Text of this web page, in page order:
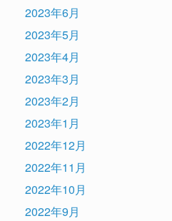
2023年6月
2023年5月
2023年4月
2023年3月
2023年2月
2023年1月
2022年12月
2022年11月
2022年10月
2022年9月